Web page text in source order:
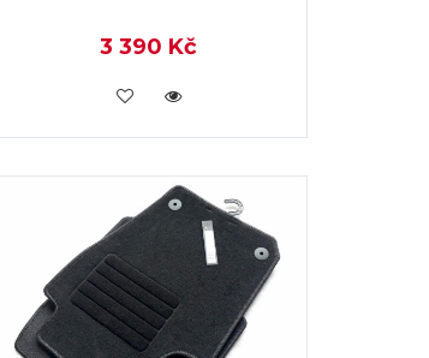
3 390 Kč
VLOŽIT DO KOŠÍKU